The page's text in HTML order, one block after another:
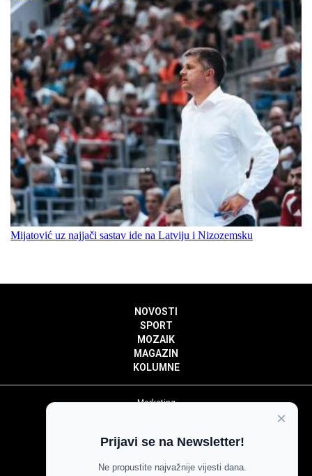
Mijatović uz najjači sastav ide na Latviju i Nizozemsku
NOVOSTI
SPORT
MOZAIK
MAGAZIN
KOLUMNE
Marketing
Impressum
Pravila komentiranja
×
Prijavi se na Newsletter!
Ne propustite najvažnije vijesti dana.